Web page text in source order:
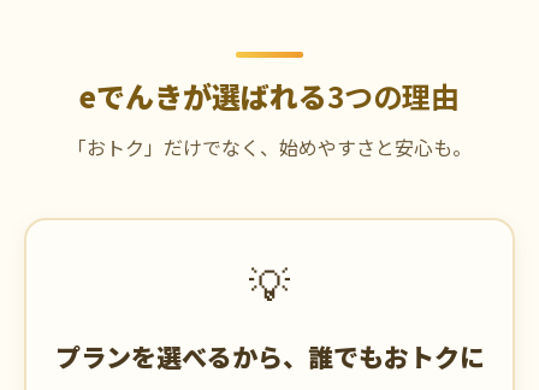
eでんきが選ばれる3つの理由
「おトク」だけでなく、始めやすさと安心も。
💡
プランを選べるから、誰でもおトクに